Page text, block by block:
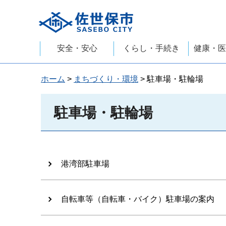
佐世保市
安全・安心 くらし・手続き 健康・
ホーム > まちづくり・環境 > 駐車場・駐輪場
駐車場・駐輪場
港湾部駐車場
自転車等（自転車・バイク）駐車場の案内